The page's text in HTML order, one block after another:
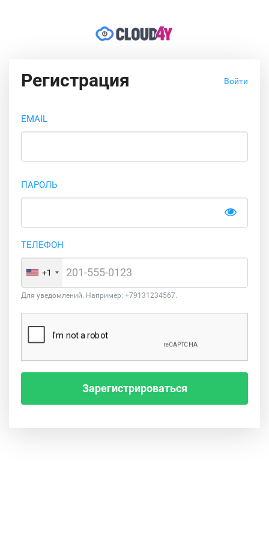
Регистрация Войти
EMAIL
ПАРОЛЬ
ТЕЛЕФОН
+1
Для уведомлений. Например: +79131234567.